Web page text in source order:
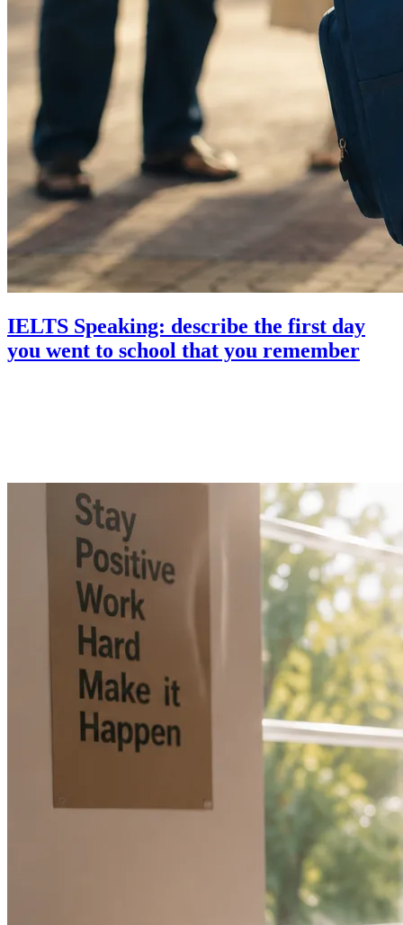
IELTS Speaking: describe the first day
you went to school that you remember